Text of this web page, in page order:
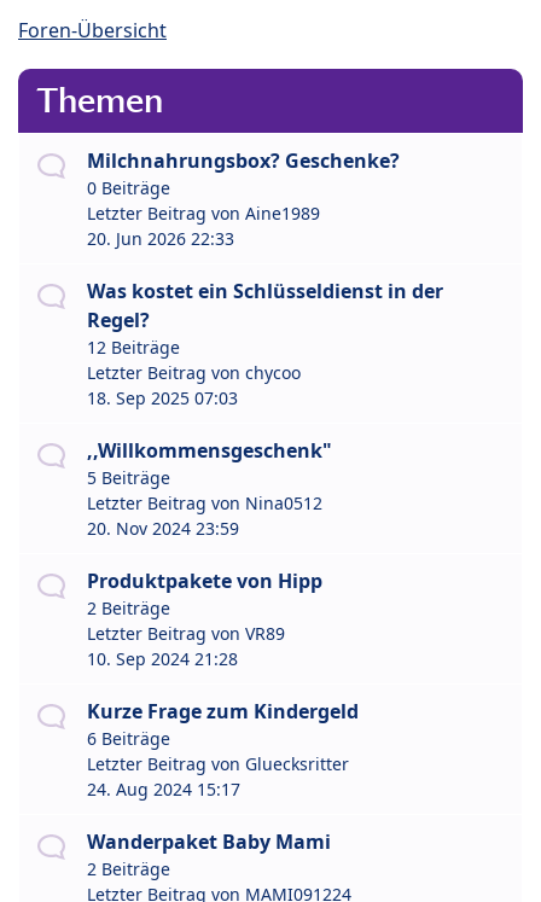
Foren-Übersicht
Themen
Milchnahrungsbox? Geschenke?
0 Beiträge
Letzter Beitrag von Aine1989
20. Jun 2026 22:33
Was kostet ein Schlüsseldienst in der
Regel?
12 Beiträge
Letzter Beitrag von chycoo
18. Sep 2025 07:03
,,Willkommensgeschenk"
5 Beiträge
Letzter Beitrag von Nina0512
20. Nov 2024 23:59
Produktpakete von Hipp
2 Beiträge
Letzter Beitrag von VR89
10. Sep 2024 21:28
Kurze Frage zum Kindergeld
6 Beiträge
Letzter Beitrag von Gluecksritter
24. Aug 2024 15:17
Wanderpaket Baby Mami
2 Beiträge
Letzter Beitrag von MAMI091224